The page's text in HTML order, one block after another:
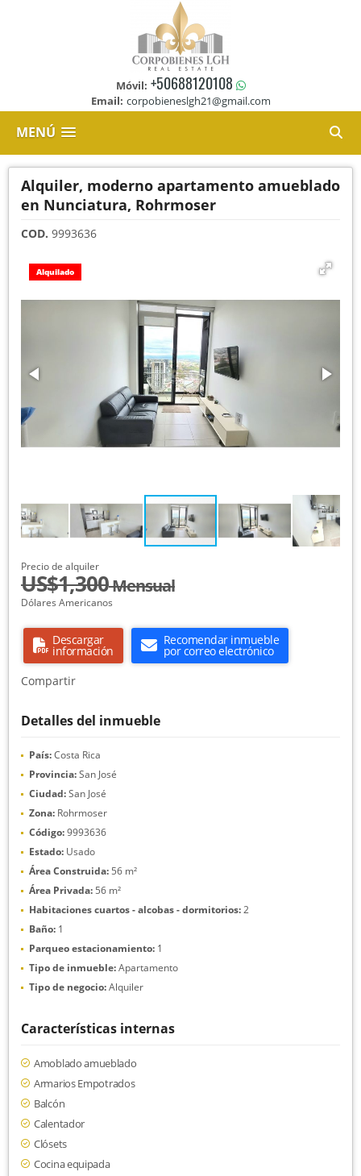
Móvil: +50688120108
Email: corpobieneslgh21@gmail.com
MENÚ
Alquiler, moderno apartamento amueblado
en Nunciatura, Rohrmoser
COD. 9993636
Alquilado
Precio de alquiler
US$1,300Mensual
Dólares Americanos
Descargar
información
Recomendar inmueble
por correo electrónico
Compartir
Detalles del inmueble
País:Costa Rica
Provincia:San José
Ciudad:San José
Zona: Rohrmoser
Código:9993636
Estado: Usado
Área Construida: 56 m²
Área Privada: 56 m²
Habitaciones cuartos - alcobas - dormitorios:2
Baño: 1
Parqueo estacionamiento: 1
Tipo de inmueble:Apartamento
Tipo de negocio:Alquiler
Características internas
Amoblado amueblado
Armarios Empotrados
Balcón
Calentador
Clósets
Cocina equipada